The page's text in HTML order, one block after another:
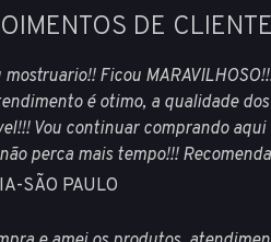
DE
Ficou
é otimo, a qualidade
Vou continuar comprando
perca mais tempo!!!
SÃO PAULO